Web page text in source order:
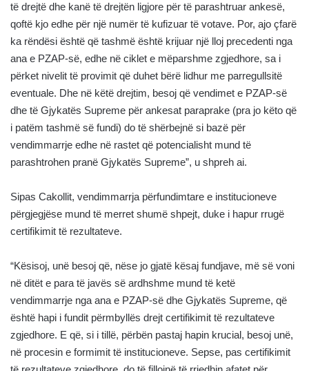
të drejtë dhe kanë të drejtën ligjore për të parashtruar ankesë,
qoftë kjo edhe për një numër të kufizuar të votave. Por, ajo çfarë
ka rëndësi është që tashmë është krijuar një lloj precedenti nga
ana e PZAP-së, edhe në ciklet e mëparshme zgjedhore, sa i
përket nivelit të provimit që duhet bërë lidhur me parregullsitë
eventuale. Dhe në këtë drejtim, besoj që vendimet e PZAP-së
dhe të Gjykatës Supreme për ankesat paraprake (pra jo këto që
i patëm tashmë së fundi) do të shërbejnë si bazë për
vendimmarrje edhe në rastet që potencialisht mund të
parashtrohen pranë Gjykatës Supreme”, u shpreh ai.
Sipas Cakollit, vendimmarrja përfundimtare e institucioneve
përgjegjëse mund të merret shumë shpejt, duke i hapur rrugë
certifikimit të rezultateve.
“Kësisoj, unë besoj që, nëse jo gjatë kësaj fundjave, më së voni
në ditët e para të javës së ardhshme mund të ketë
vendimmarrje nga ana e PZAP-së dhe Gjykatës Supreme, që
është hapi i fundit përmbyllës drejt certifikimit të rezultateve
zgjedhore. E që, si i tillë, përbën pastaj hapin krucial, besoj unë,
në procesin e formimit të institucioneve. Sepse, pas certifikimit